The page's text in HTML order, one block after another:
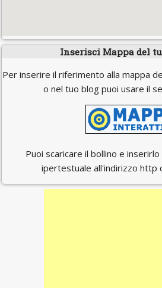
Inserisci Mappa del
Per inserire il riferimento alla mappa
o nel tuo blog puoi usare il
Puoi scaricare il bollino e
ipertestuale all'indirizzo http